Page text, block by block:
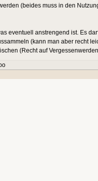
(beides muss in den
eventuell anstrengend ist. Es
(kann man aber recht
(Recht auf